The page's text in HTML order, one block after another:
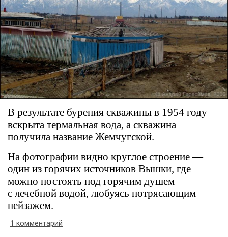
В результате бурения скважины в 1954 году
вскрыта термальная вода, а скважина
получила название Жемчугской.
На фотографии видно круглое строение —
один из горячих источников Вышки, где
можно постоять под горячим душем
с лечебной водой, любуясь потрясающим
пейзажем.
1 комментарий